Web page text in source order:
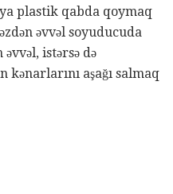
plastik qabda qoymaq
əvvəl soyuducuda
istərsə də
kənarlarını aşağı salmaq